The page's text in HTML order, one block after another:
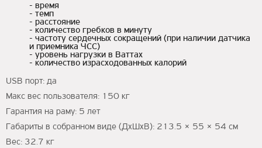
- время
- темп
- расстояние
- количество гребков в минуту
- частоту сердечных сокращений (при наличии датчика
и приемника ЧСС)
- уровень нагрузки в Ваттах
- количество израсходованных калорий
USB порт: да
Макс вес пользователя: 150 кг
Гарантия на раму: 5 лет
Габариты в собранном виде (ДхШхВ): 213.5 × 55 × 54 см
Вес: 32.7 кг